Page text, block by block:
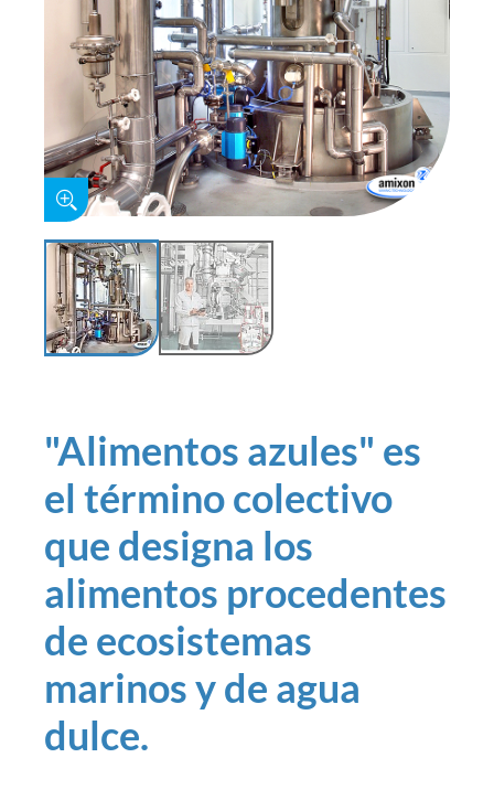
"Alimentos azules" es
el término colectivo
que designa los
alimentos procedentes
de ecosistemas
marinos y de agua
dulce.